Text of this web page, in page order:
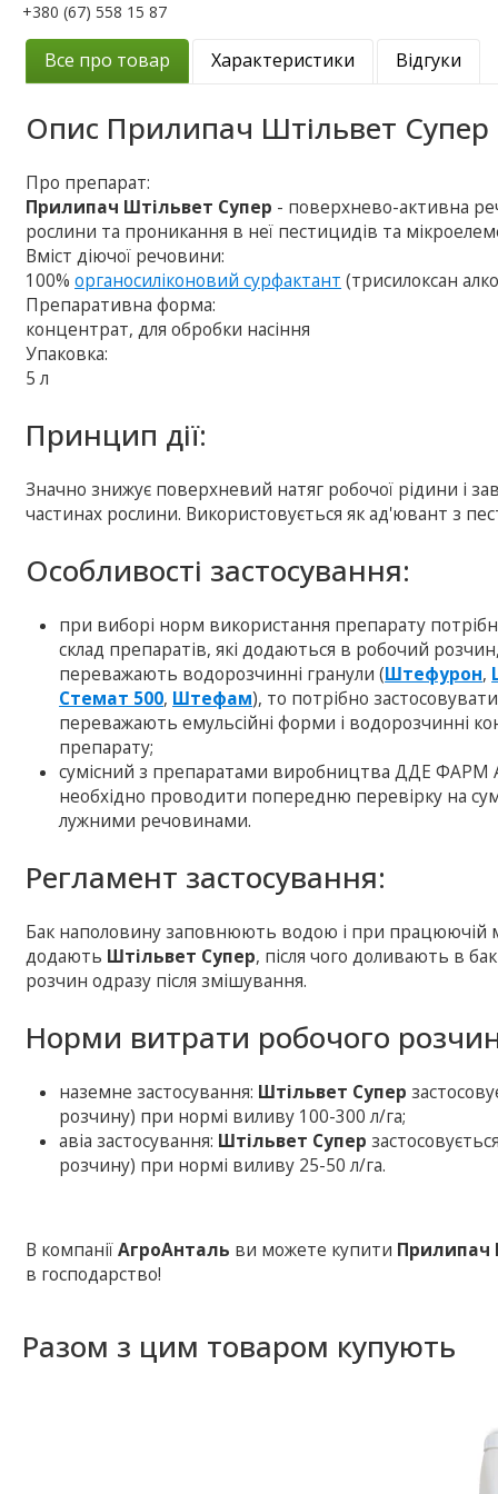
+380 (67) 558 15 87
Все про товар Характеристики Відгуки
Опис Прилипач Штільвет Супер
Про препарат:
Прилипач Штільвет Супер - поверхнево-активна
рослини та проникання в неї пестицидів та
Вміст діючої речовини:
100%органосиліконовий сурфактант (трисилоксан
Препаративна форма:
концентрат, для обробки насіння
Упаковка:
5 л
Принцип дії:
Значно знижує поверхневий натяг робочої рідини і
частинах рослини. Використовується як ад'ювант з
Особливості застосування:
при виборі норм використання препарату
склад препаратів, які додаються в робочий
переважають водорозчинні гранули (Штефурон,
Стемат 500, Штефам), то потрібно
переважають емульсійні форми і водорозчинні
препарату;
сумісний з препаратами виробництва ДДЕ ФАРМ
необхідно проводити попередню перевірку на
лужними речовинами.
Регламент застосування:
Бак наполовину заповнюють водою і при працюючій
додають Штільвет Супер, після чого доливають в
розчин одразу після змішування.
Норми витрати робочого
наземне застосування: Штільвет Супер
розчину) при нормі виливу 100-300 л/га;
авіа застосування: Штільвет Супер
розчину) при нормі виливу 25-50 л/га.
В компаніїАгроАнталь ви можете купити Прилипач
в господарство!
Разом з цим товаром купують